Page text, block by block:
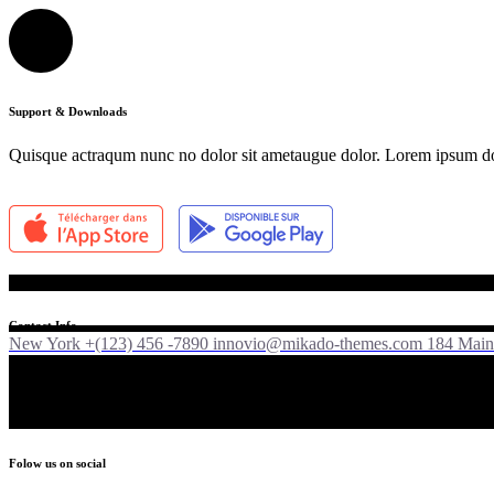
Support & Downloads
Quisque actraqum nunc no dolor sit ametaugue dolor. Lorem ipsum
Contact Info
New York +(123) 456 -7890 innovio@mikado-themes.com 184
Folow us on social